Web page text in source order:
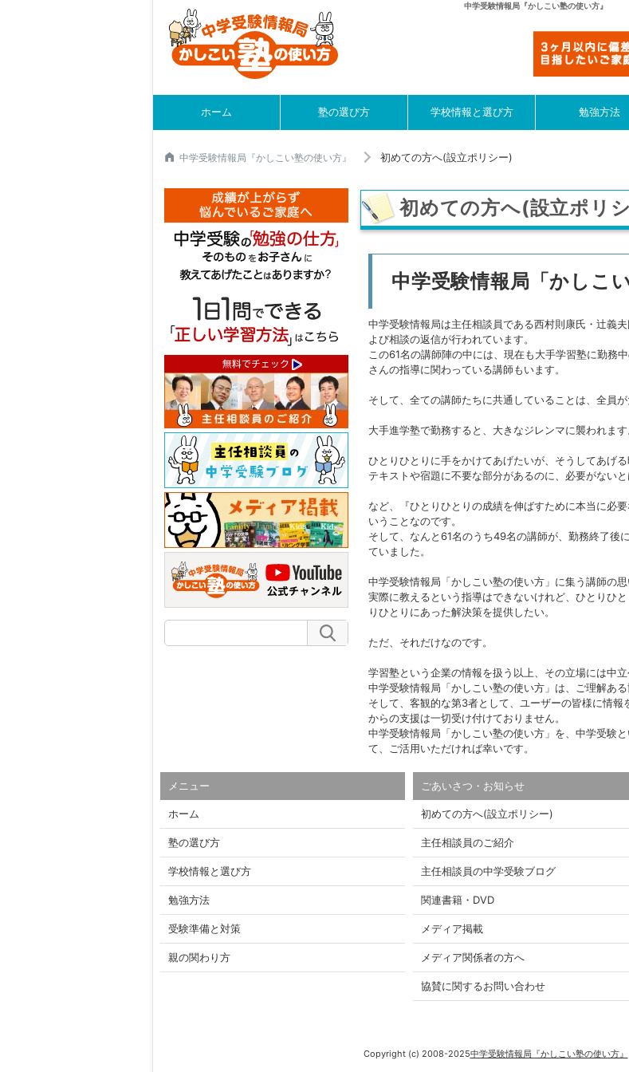
中学受験情報局『かしこい塾の使い方』
ホーム 塾の選び方 学校情報と選び方 勉強方法
中学受験情報局『かしこい塾の使い方』 初めての方へ(設立ポリシー)
初めての方へ(設立ポリ
中学受験情報局「かしこ
中学受験情報局は主任相談員である西村則康氏・辻義
よび相談の返信が行われています。
この61名の講師陣の中には、現在も大手学習塾に勤務
さんの指導に関わっている講師もいます。
そして、全ての講師たちに共通していることは、全員
大手進学塾で勤務すると、大きなジレンマに襲われます
ひとりひとりに手をかけてあげたいが、そうしてあげ
テキストや宿題に不要な部分があるのに、必要がない
など、『ひとりひとりの成績を伸ばすために本当に必
いうことなのです。
そして、なんと61名のうち49名の講師が、勤務終了後
ていました。
中学受験情報局「かしこい塾の使い方」に集う講師の思
実際に教えるという指導はできないけれど、ひとりひ
りひとりにあった解決策を提供したい。
ただ、それだけなのです。
学習塾という企業の情報を扱う以上、その立場には中立
中学受験情報局「かしこい塾の使い方」は、ご理解あ
そして、客観的な第3者として、ユーザーの皆様に情
からの支援は一切受け付けておりません。
中学受験情報局「かしこい塾の使い方」を、中学受験
て、ご活用いただければ幸いです。
メニュー
ホーム
塾の選び方
学校情報と選び方
勉強方法
受験準備と対策
親の関わり方
ごあいさつ・お知らせ
初めての方へ(設立ポリシー)
主任相談員のご紹介
主任相談員の中学受験ブログ
関連書籍・DVD
メディア掲載
メディア関係者の方へ
協賛に関するお問い合わせ
Copyright (c) 2008-2025中学受験情報局『かしこい塾の使い方』